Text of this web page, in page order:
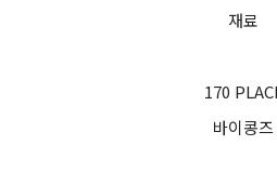
재료
170
바이콩즈